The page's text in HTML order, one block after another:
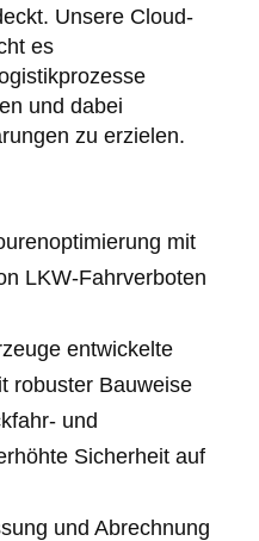
Unsere Cloud-
es
und dabei
zu erzielen.
mit
LKW-Fahrverboten
entwickelte
robuster Bauweise
und
Sicherheit auf
und Abrechnung